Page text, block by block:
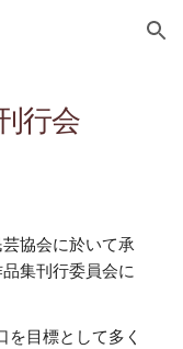
Skip to navigation
行会
協会に於いて承
集刊行委員会に
目標として多く